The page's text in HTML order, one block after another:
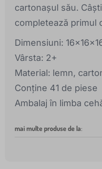
cartonașul său.
completează primul
Dimensiuni:
Vârsta: 2+
Material: lemn,
Conține 41 de piese
Ambalaj în limba
mai multe produse de la: